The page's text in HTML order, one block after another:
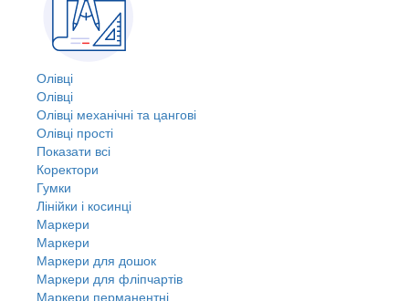
Олівці
Олівці
Олівці механічні та цангові
Олівці прості
Показати всі
Коректори
Гумки
Лінійки і косинці
Маркери
Маркери
Маркери для дошок
Маркери для фліпчартів
Маркери перманентні